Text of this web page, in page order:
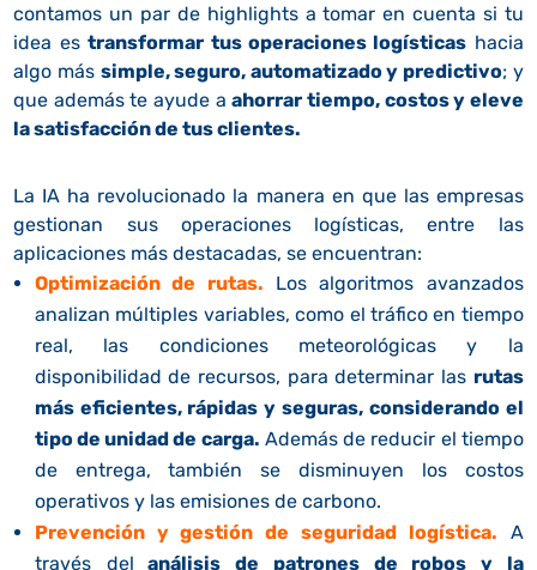
contamos un par de highlights a tomar en cuenta si tu
idea estransformar tus operaciones logísticas hacia
algo más simple, seguro, automatizado y predictivo; y
que además te ayude aahorrar tiempo, costos y eleve
la satisfacción de tus clientes.
La IA ha revolucionado la manera en que las empresas
gestionan sus operaciones logísticas, entre las
aplicaciones más destacadas, se encuentran:
Optimización de rutas. Los algoritmos avanzados
analizan múltiples variables, como el tráfico en tiempo
real, las condiciones meteorológicas y la
disponibilidad de recursos, para determinar las rutas
más eficientes, rápidas y seguras, considerando el
tipo de unidad de carga. Además de reducir el tiempo
de entrega, también se disminuyen los costos
operativos y las emisiones de carbono.
Prevención y gestión de seguridad logística. A
través del análisis de patrones de robos y la